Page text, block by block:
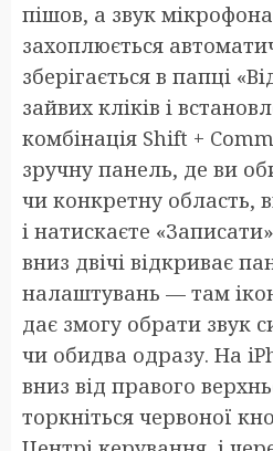
пішов, а звук
захоплюється
зберігається в папці
зайвих кліків і
комбінація Shift +
зручну панель, де ви
чи конкретну область,
і натискаєте
вниз двічі відкриває
налаштувань — там
дає змогу обрати звук
чи обидва одразу. На
вниз від правого
торкніться червоної